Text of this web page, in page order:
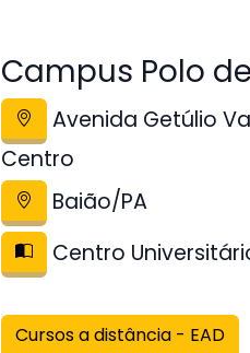
Campus Polo
Avenida Getúlio
Centro
Baião/PA
Centro
Cursos a distância - EAD